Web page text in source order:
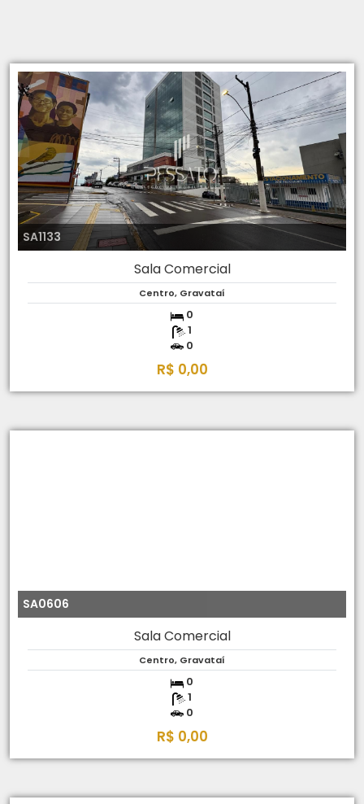
SA1133
Sala Comercial
Centro, Gravataí
0
1
0
R$ 0,00
SA0606
Sala Comercial
Centro, Gravataí
0
1
0
R$ 0,00